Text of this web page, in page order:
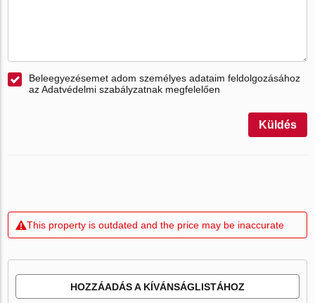
Beleegyezésemet adom személyes adataim feldolgozásához
az Adatvédelmi szabályzatnak megfelelően
Küldés
This property is outdated and the price may be inaccurate
HOZZÁADÁS A KÍVÁNSÁGLISTÁHOZ